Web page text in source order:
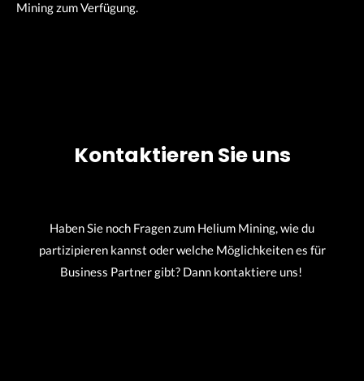
Mining zum Verfügung.
Kontaktieren Sie uns
Haben Sie noch Fragen zum Helium Mining, wie du
partizipieren kannst oder welche Möglichkeiten es für
Business Partner gibt? Dann kontaktiere uns!